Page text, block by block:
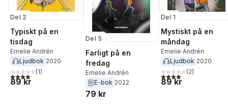
Del 2
Typiskt på en
tisdag
Emelie Andrén
Ljudbok 2020
4,0utav 5 stjärnor. Totalt antal röster:
(1)
89 kr
Del 5
Farligt på en
fredag
Emelie Andrén
E-bok 2022
79 kr
Del 1
Mystiskt på en
måndag
Emelie Andrén
Ljudbok 2020
4,0utav 5 stjärnor.
(2)
89 kr